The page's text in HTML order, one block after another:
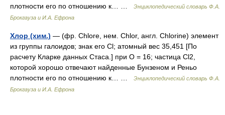
плотности его по отношению к… …
Энциклопедический словарь Ф.А.
Брокгауза и И.А. Ефрона
Хлор (хим.) — (фр. Chlore, нем. Chlor, англ. Chlorine) элемент
из группы галоидов; знак его Cl; атомный вес 35,451 [По
расчету Кларке данных Стаса.] при O = 16; частица Cl2,
которой хорошо отвечают найденные Бунзеном и Реньо
плотности его по отношению к… …
Энциклопедический словарь Ф.А.
Брокгауза и И.А. Ефрона